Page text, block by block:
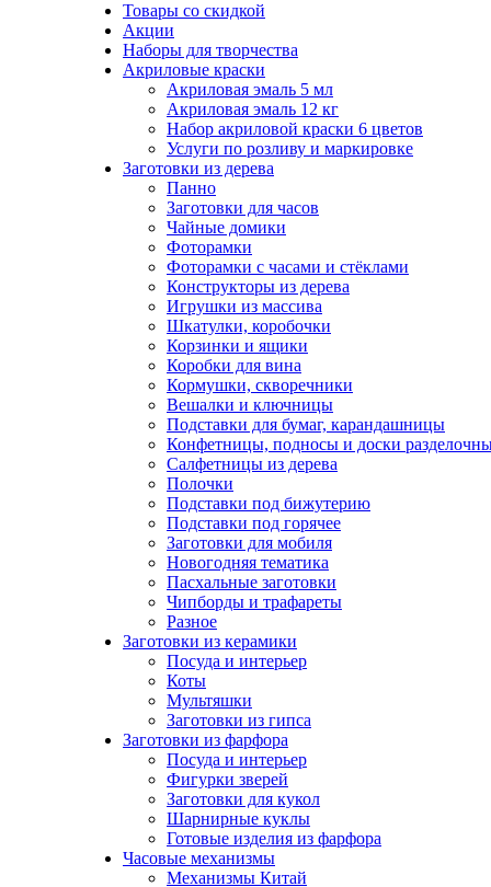
Товары со скидкой
Акции
Наборы для творчества
Акриловые краски
Акриловая эмаль 5 мл
Акриловая эмаль 12 кг
Набор акриловой краски 6 цветов
Услуги по розливу и маркировке
Заготовки из дерева
Панно
Заготовки для часов
Чайные домики
Фоторамки
Фоторамки с часами и стёклами
Конструкторы из дерева
Игрушки из массива
Шкатулки, коробочки
Корзинки и ящики
Коробки для вина
Кормушки, скворечники
Вешалки и ключницы
Подставки для бумаг, карандашницы
Конфетницы, подносы и доски
Салфетницы из дерева
Полочки
Подставки под бижутерию
Подставки под горячее
Заготовки для мобиля
Новогодняя тематика
Пасхальные заготовки
Чипборды и трафареты
Разное
Заготовки из керамики
Посуда и интерьер
Коты
Мультяшки
Заготовки из гипса
Заготовки из фарфора
Посуда и интерьер
Фигурки зверей
Заготовки для кукол
Шарнирные куклы
Готовые изделия из фарфора
Часовые механизмы
Механизмы Китай